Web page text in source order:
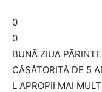
0
0
BUNĂ ZIUA
CĂSĂTORITĂ DE 5
L APROPII MAI